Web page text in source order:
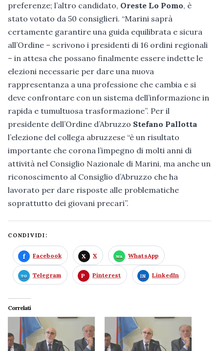
preferenze; l’altro candidato, Oreste Lo Pomo, è
stato votato da 50 consiglieri. “Marini saprà
certamente garantire una guida equilibrata e sicura
all’Ordine – scrivono i presidenti di 16 ordini regionali
– in attesa che possano finalmente essere indette le
elezioni necessarie per dare una nuova
rappresentanza a una professione che cambia e si
deve confrontare con un sistema dell’informazione in
rapida e tumultuosa trasformazione”. Per il
presidente dell’Ordine d’Abruzzo Stefano Pallotta
l’elezione del collega abruzzese “è un risultato
importante che corona l’impegno di molti anni di
attività nel Consiglio Nazionale di Marini, ma anche un
riconoscimento al Consiglio d’Abruzzo che ha
lavorato per dare risposte alle problematiche
soprattutto dei giovani precari”.
CONDIVIDI:
Facebook X WhatsApp
Telegram Pinterest LinkedIn
Correlati